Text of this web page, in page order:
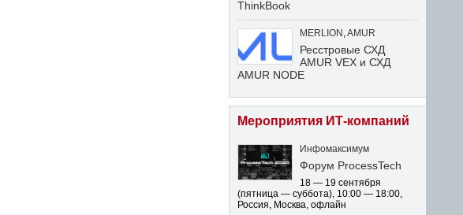
ThinkBook
MERLION AMUR
Ресстровые СХД
AMUR VEX и СХД
AMUR NODE
Мероприятия ИТ-компаний
Инфомаксимум
Форум ProcessTech
18 — 19 сентября
(пятница — суббота), 10:00 — 18:00,
Россия, Москва, офлайн